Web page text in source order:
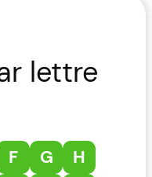
lettre
F G
H